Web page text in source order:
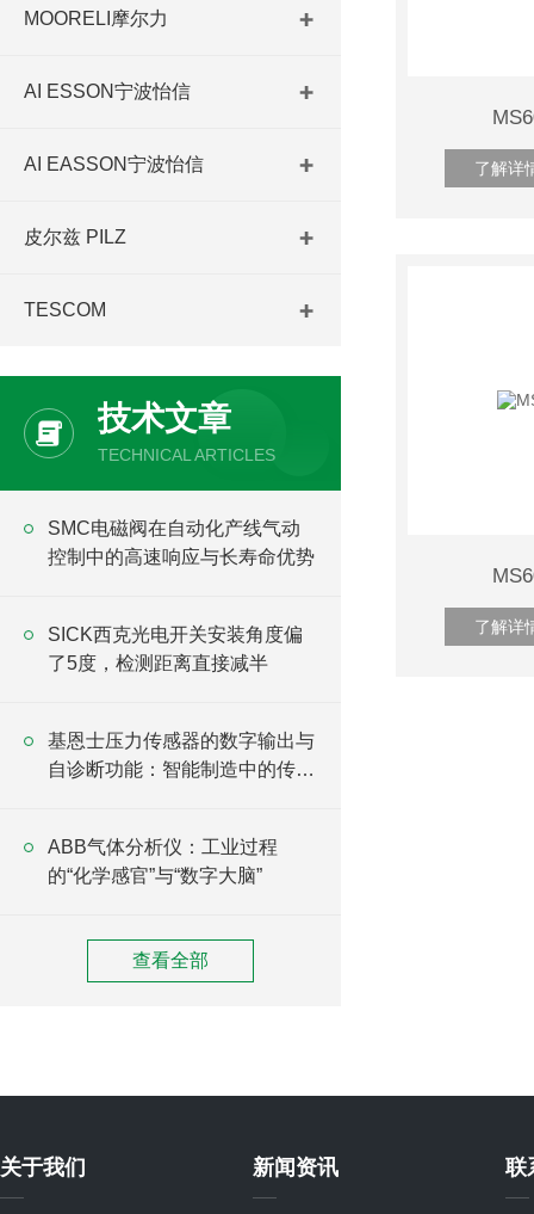
MOORELI摩尔力
AI ESSON宁波怡信
AI EASSON宁波怡信
皮尔兹 PILZ
TESCOM
技术文章
TECHNICAL ARTICLES
SMC电磁阀在自动化产线气动
控制中的高速响应与长寿命优势
SICK西克光电开关安装角度偏
了5度，检测距离直接减半
基恩士压力传感器的数字输出与
自诊断功能：智能制造中的传感
ABB气体分析仪：工业过程
的“化学感官”与“数字大脑”
查看全部
了解详
了解详
关于我们 新闻资讯 联